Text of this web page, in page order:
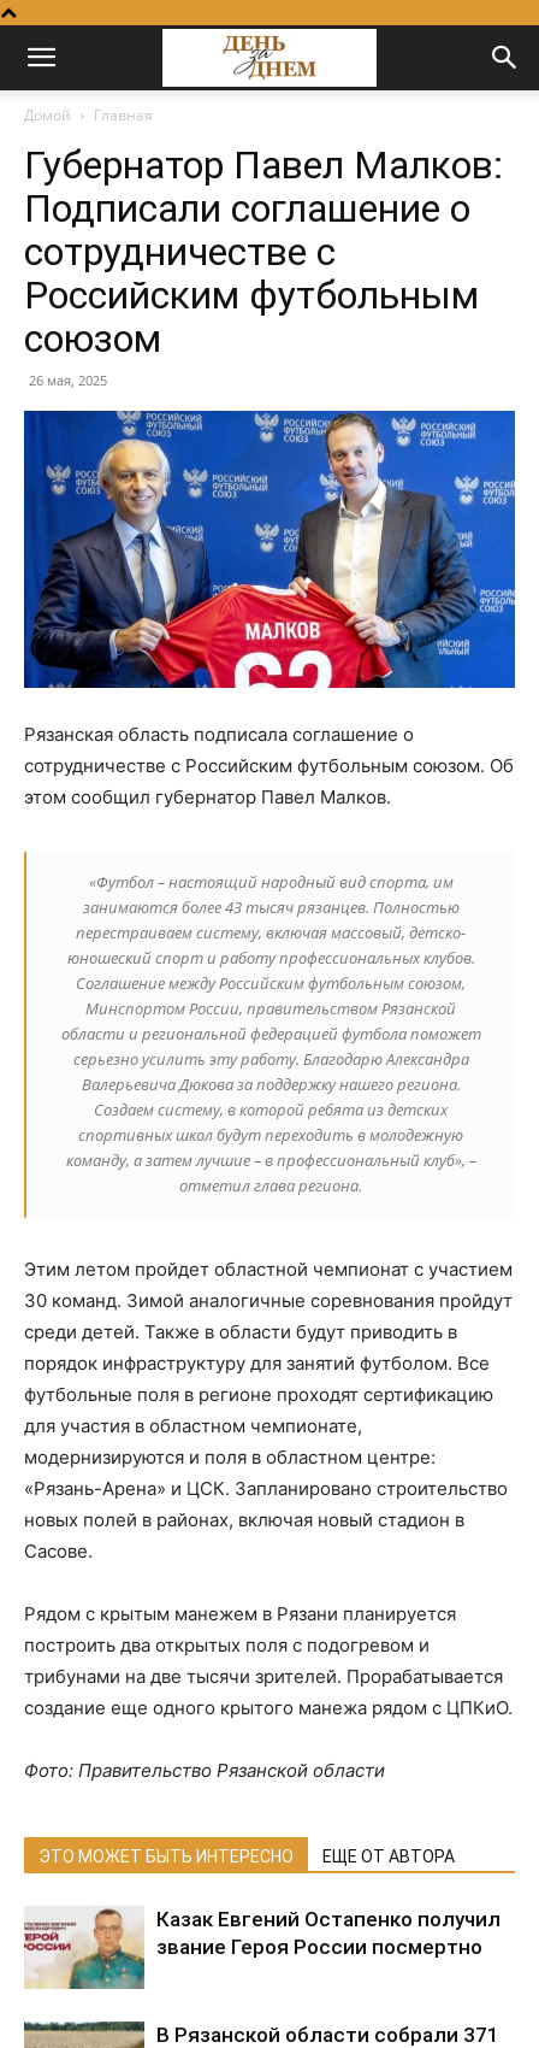
Домой Главная
Губернатор Павел Малков:
Подписали соглашение о
сотрудничестве с
Российским футбольным
союзом
26 мая, 2025
Рязанская область подписала соглашение о
сотрудничестве с Российским футбольным союзом. Об
этом сообщил губернатор Павел Малков.
«Футбол – настоящий народный вид спорта, им
занимаются более 43 тысяч рязанцев. Полностью
перестраиваем систему, включая массовый, детско-
юношеский спорт и работу профессиональных клубов.
Соглашение между Российским футбольным союзом,
Минспортом России, правительством Рязанской
области и региональной федерацией футбола поможет
серьезно усилить эту работу. Благодарю Александра
Валерьевича Дюкова за поддержку нашего региона.
Создаем систему, в которой ребята из детских
спортивных школ будут переходить в молодежную
команду, а затем лучшие – в профессиональный клуб», –
отметил глава региона.
Этим летом пройдет областной чемпионат с участием
30 команд. Зимой аналогичные соревнования пройдут
среди детей. Также в области будут приводить в
порядок инфраструктуру для занятий футболом. Все
футбольные поля в регионе проходят сертификацию
для участия в областном чемпионате,
модернизируются и поля в областном центре:
«Рязань-Арена» и ЦСК. Запланировано строительство
новых полей в районах, включая новый стадион в
Сасове.
Рядом с крытым манежем в Рязани планируется
построить два открытых поля с подогревом и
трибунами на две тысячи зрителей. Прорабатывается
создание еще одного крытого манежа рядом с ЦПКиО.
Фото: Правительство Рязанской области
ЭТО МОЖЕТ БЫТЬ ИНТЕРЕСНО ЕЩЕ ОТ АВТОРА
Казак Евгений Остапенко получил
звание Героя России посмертно
В Рязанской области собрали 371